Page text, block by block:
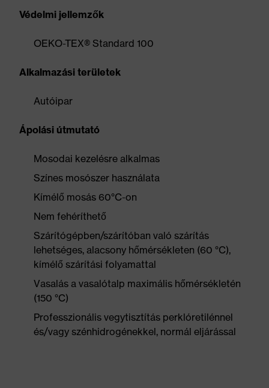
Védelmi jellemzők
OEKO-TEX® Standard 100
Alkalmazási területek
Autóipar
Ápolási útmutató
Mosodai kezelésre alkalmas
Színes mosószer használata
Kímélő mosás 60°C-on
Nem fehéríthető
Szárítógépben/szárítóban való szárítás
lehetséges, alacsony hőmérsékleten (60 °C),
kímélő szárítási folyamattal
Vasalás a vasalótalp maximális hőmérsékletén
(150 °C)
Professzionális vegytisztítás perklóretilénnel
és/vagy szénhidrogénekkel, normál eljárással